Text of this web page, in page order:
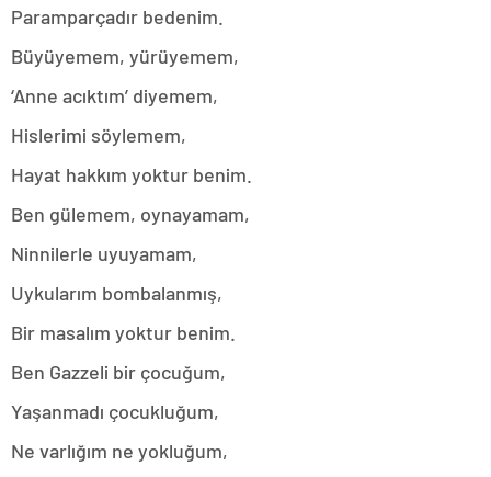
Paramparçadır bedenim.
Büyüyemem, yürüyemem,
‘Anne acıktım’ diyemem,
Hislerimi söylemem,
Hayat hakkım yoktur benim.
Ben gülemem, oynayamam,
Ninnilerle uyuyamam,
Uykularım bombalanmış,
Bir masalım yoktur benim.
Ben Gazzeli bir çocuğum,
Yaşanmadı çocukluğum,
Ne varlığım ne yokluğum,